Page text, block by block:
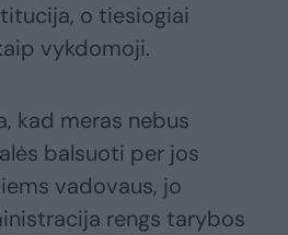
o tiesiogiai
vykdomoji.
kad meras nebus
balsuoti per jos
vadovaus, jo
rengs tarybos